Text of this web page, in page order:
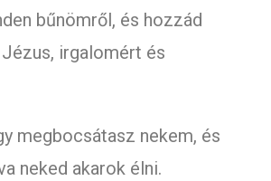
bűnömről, és hozzád
irgalomért és
megbocsátasz nekem, és
neked akarok élni.